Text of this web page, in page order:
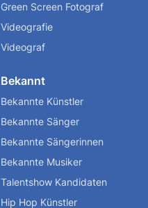
Green Screen Fotograf
Videografie
Videograf
Bekannt
Bekannte Künstler
Bekannte Sänger
Bekannte Sängerinnen
Bekannte Musiker
Talentshow Kandidaten
Hip Hop Künstler